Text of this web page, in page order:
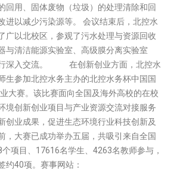
回用、固体废物（垃圾）的处理清除和回
进以减少污染源等。 会议结束后，北控水
广以北校区，参观了污水处理与资源回收
与清洁能源实验室、高级膜分离实验室
行深入交流。 在创新创业方面，北控水
生参加北控水务主办的北控水务杯中国国
大赛。该比赛面向全国及海外高校的在校
境创新创业项目与产业资源交流对接服务
创业成果，促进生态环境行业科技创新及
，大赛已成功举办五届，共吸引来自全国
项目、17616名学生、4263名教师参与，
约40项。赛事网站：